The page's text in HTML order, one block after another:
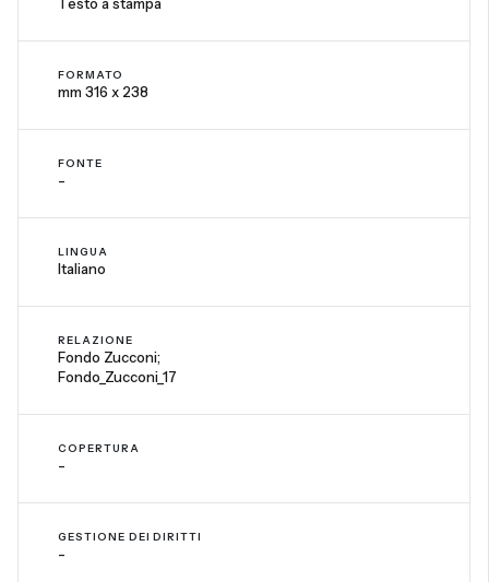
Testo a stampa
FORMATO
mm 316 x 238
FONTE
-
LINGUA
Italiano
RELAZIONE
Fondo Zucconi;
Fondo_Zucconi_17
COPERTURA
-
GESTIONE DEI DIRITTI
-